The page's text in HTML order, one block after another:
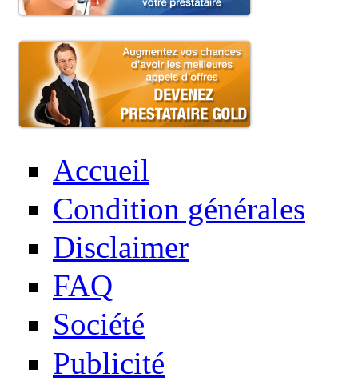
Accueil
Condition générales
Disclaimer
FAQ
Société
Publicité